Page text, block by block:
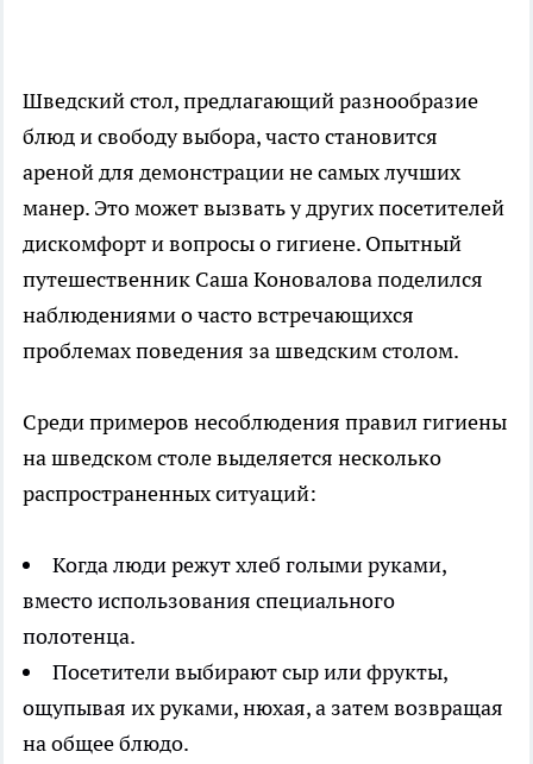
Шведский стол, предлагающий разнообразие
блюд и свободу выбора, часто становится
ареной для демонстрации не самых лучших
манер. Это может вызвать у других посетителей
дискомфорт и вопросы о гигиене. Опытный
путешественник Саша Коновалова поделился
наблюдениями о часто встречающихся
проблемах поведения за шведским столом.
Среди примеров несоблюдения правил гигиены
на шведском столе выделяется несколько
распространенных ситуаций:
Когда люди режут хлеб голыми руками,
вместо использования специального
полотенца.
Посетители выбирают сыр или фрукты,
ощупывая их руками, нюхая, а затем возвращая
на общее блюдо.